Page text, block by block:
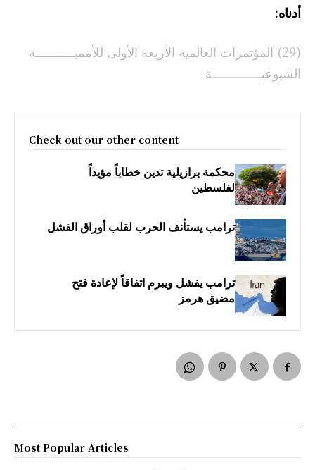
أدناه:
(29) المؤتمرات العالمية الأربعة الأولى للأمميـــــــــــة
الشيوعيــــــــــــــة
Check out our other content
محكمة برازيلية تدين خطاباً مؤيداً
لفلسطين
ترامب يستأنف الحرب لقلب أوراق الفشل
ترامب يفشل ويبرم اتفاقاً لإعادة فتح
مضيق هرمز
Most Popular Articles